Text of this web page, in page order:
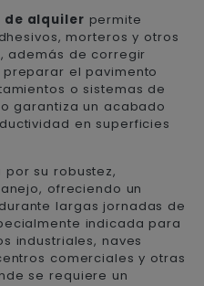
de alquiler permite
morteros y otros
además de corregir
el pavimento
o sistemas de
garantiza un acabado
en superficies
por su robustez,
ofreciendo un
largas jornadas de
indicada para
industriales, naves
comerciales y otras
se requiere un